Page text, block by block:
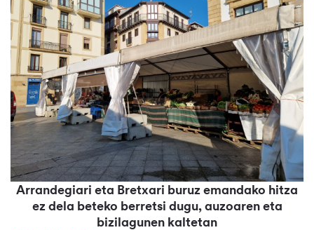
Arrandegiari eta Bretxari buruz emandako hitza
ez dela beteko berretsi dugu, auzoaren eta
bizilagunen kaltetan